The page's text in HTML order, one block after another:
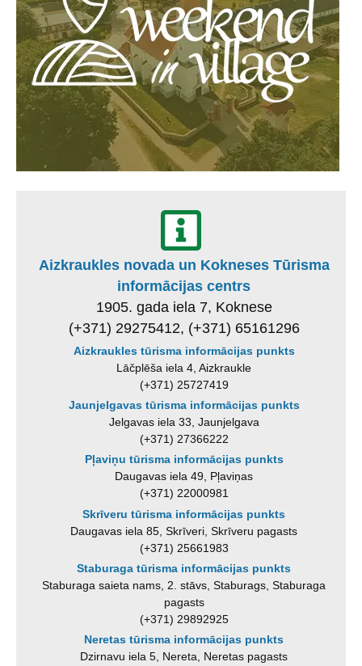
Aizkraukles novada un Kokneses Tūrisma
informācijas centrs
1905. gada iela 7, Koknese
(+371) 29275412, (+371) 65161296
Aizkraukles tūrisma informācijas punkts
Lāčplēša iela 4, Aizkraukle
(+371) 25727419
Jaunjelgavas tūrisma informācijas punkts
Jelgavas iela 33, Jaunjelgava
(+371) 27366222
Pļaviņu tūrisma informācijas punkts
Daugavas iela 49, Pļaviņas
(+371) 22000981
Skrīveru tūrisma informācijas punkts
Daugavas iela 85, Skrīveri, Skrīveru pagasts
(+371) 25661983
Staburaga tūrisma informācijas punkts
Staburaga saieta nams, 2. stāvs, Staburags, Staburaga
pagasts
(+371) 29892925
Neretas tūrisma informācijas punkts
Dzirnavu iela 5, Nereta, Neretas pagasts